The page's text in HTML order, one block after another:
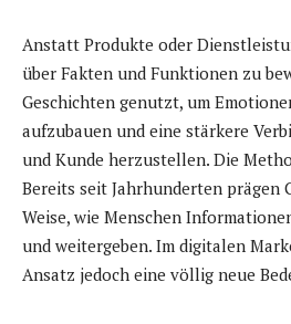
Anstatt Produkte oder
über Fakten und Funktionen zu
Geschichten genutzt, um
aufzubauen und eine stärkere
und Kunde herzustellen. Die
Bereits seit Jahrhunderten prägen
Weise, wie Menschen
und weitergeben. Im digitalen
Ansatz jedoch eine völlig neue